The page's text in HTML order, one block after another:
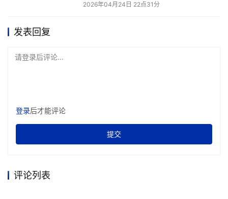
2026年04月24日 22点31分
发表回复
请登录后评论...
登录后才能评论
提交
评论列表